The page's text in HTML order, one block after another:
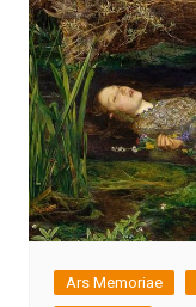
Ars Memoriae